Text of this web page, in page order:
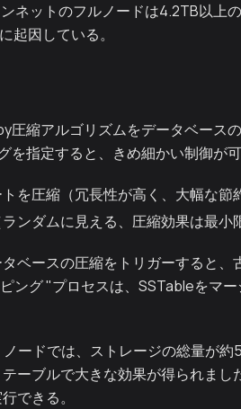
ネットのフルノードは4.2TB以上
起因している。
圧縮アルゴリズムをデータベース
指定すると、きめ細かい制御が可
を圧縮（冗長性が高く、大幅な節
ンダムに見える、圧縮効果は最小
ベースの圧縮をトリガーすると、
ング "プロセスは、SSTableをマ
ードでは、ストレージの総量が
ーブルで大きな効果が得られまし
できる。